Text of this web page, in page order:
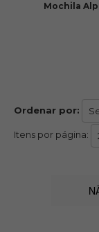
Mochila
Ordenar por:
Itens por página: